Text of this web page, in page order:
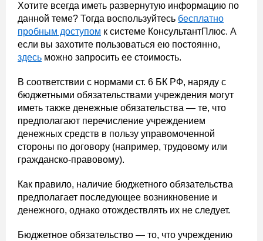
Хотите всегда иметь развернутую информацию по
данной теме? Тогда воспользуйтесь бесплатно
пробным доступом к системе КонсультантПлюс. А
если вы захотите пользоваться ею постоянно,
здесь можно запросить ее стоимость.
В соответствии с нормами ст. 6 БК РФ, наряду с
бюджетными обязательствами учреждения могут
иметь также денежные обязательства — те, что
предполагают перечисление учреждением
денежных средств в пользу управомоченной
стороны по договору (например, трудовому или
гражданско-правовому).
Как правило, наличие бюджетного обязательства
предполагает последующее возникновение и
денежного, однако отождествлять их не следует.
Бюджетное обязательство — то, что учреждению